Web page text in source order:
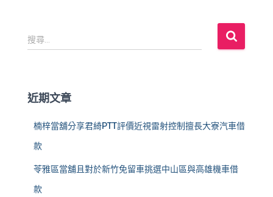
搜
尋
:
搜尋...
近期文章
楠梓當舖分享君綺PTT評價近視雷射控制擅長大寮汽車借
款
苓雅區當舖且對於新竹免留車挑選中山區與高雄機車借
款